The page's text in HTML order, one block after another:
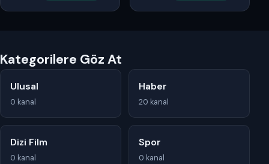
Kategorilere Göz At
Ulusal
0 kanal
Haber
20 kanal
Dizi Film
0 kanal
Spor
0 kanal